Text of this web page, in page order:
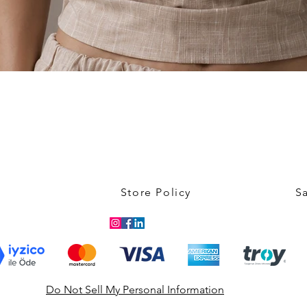
Store Policy
Do Not Sell My Personal Information